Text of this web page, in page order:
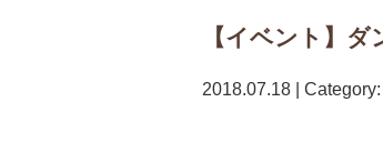
【イベント】
2018.07.18 | Category: